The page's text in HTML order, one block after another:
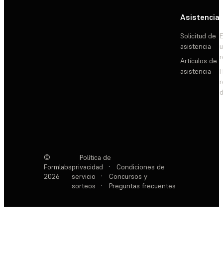
Asistencia
Solicitud de
asistencia
Artículos de
asistencia
©
Formlabs
2026
Política de
privacidad
·
Condiciones de
servicio
·
Concursos y
sorteos
· Preguntas frecuentes